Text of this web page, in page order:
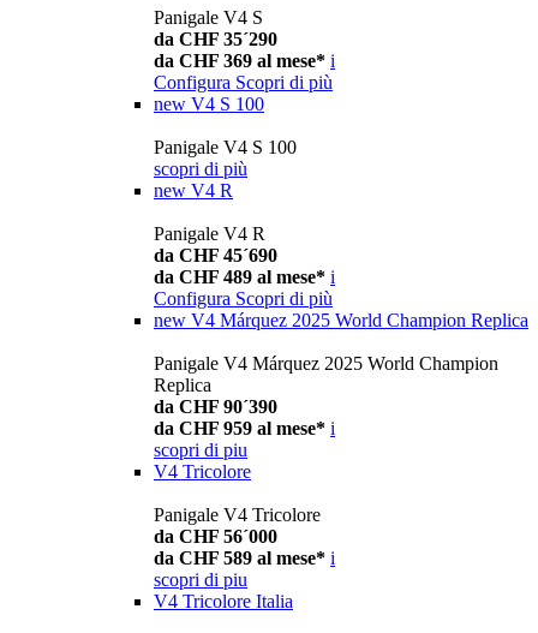
Panigale V4 S
da CHF 35´290
da CHF 369 al mese* i
Configura Scopri di più
new V4 S 100
Panigale V4 S 100
scopri di più
new V4 R
Panigale V4 R
da CHF 45´690
da CHF 489 al mese* i
Configura Scopri di più
new V4 Márquez 2025 World Champion Replica
Panigale V4 Márquez 2025 World Champion
Replica
da CHF 90´390
da CHF 959 al mese* i
scopri di piu
V4 Tricolore
Panigale V4 Tricolore
da CHF 56´000
da CHF 589 al mese* i
scopri di piu
V4 Tricolore Italia